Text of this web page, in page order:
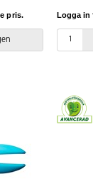
pris.
Låsbar
remsor.
Logga in